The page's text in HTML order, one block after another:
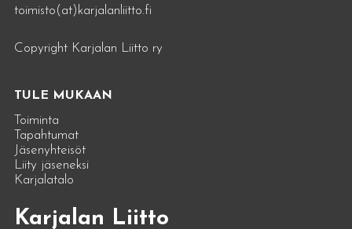
toimisto(at)karjalanliitto.fi
Copyright Karjalan Liitto ry
TULE MUKAAN
Toiminta
Tapahtumat
Jäsenyhteisöt
Liity jäseneksi
Karjalatalo
Karjalan Liitto